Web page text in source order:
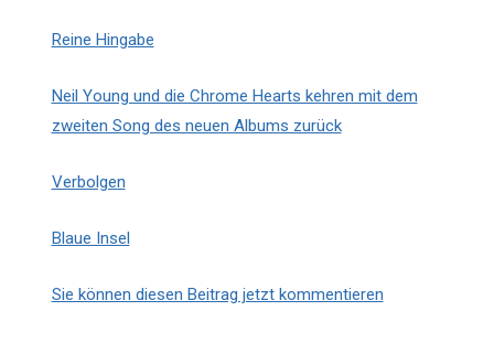
Reine Hingabe
Neil Young und die Chrome Hearts kehren mit dem
zweiten Song des neuen Albums zurück
Verbolgen
Blaue Insel
Sie können diesen Beitrag jetzt kommentieren